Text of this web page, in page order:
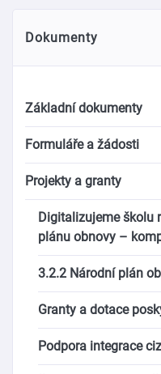
Dokumenty
Základní dokumenty
Formuláře a žádosti
Projekty a granty
Digitalizujeme školu
plánu obnovy –
3.2.2 Národní plán
Granty a dotace
Podpora integrace